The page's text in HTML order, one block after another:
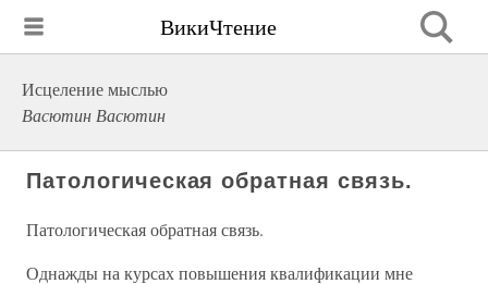
ВикиЧтение
Исцеление мыслью
Васютин Васютин
Патологическая обратная связь.
Патологическая обратная связь.
Однажды на курсах повышения квалификации мне